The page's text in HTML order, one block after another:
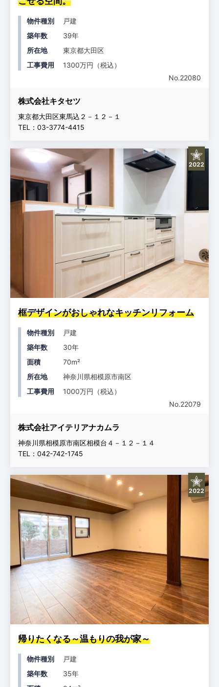
物件種別
戸建
築年数
39年
所在地
東京都大田区
工事費用
1300万円（税込）
No.22080
株式会社キタセツ
東京都大田区東馬込２－１２－１
TEL：03-3774-4415
2022
框デザインがおしゃれなキッチンリフォーム
物件種別
戸建
築年数
30年
面積
70m²
所在地
神奈川県相模原市南区
工事費用
1000万円（税込）
No.22079
株式会社アイテリアナカムラ
神奈川県相模原市南区相模台４－１２－１４
TEL：042-742-1745
2022
帰りたくなる～温もりの我が家～
物件種別
戸建
築年数
35年